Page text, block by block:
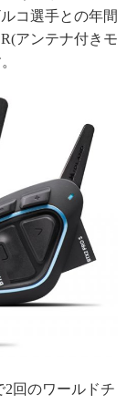
コ選手との年間
アンテナ付きモ
回のワールドチ